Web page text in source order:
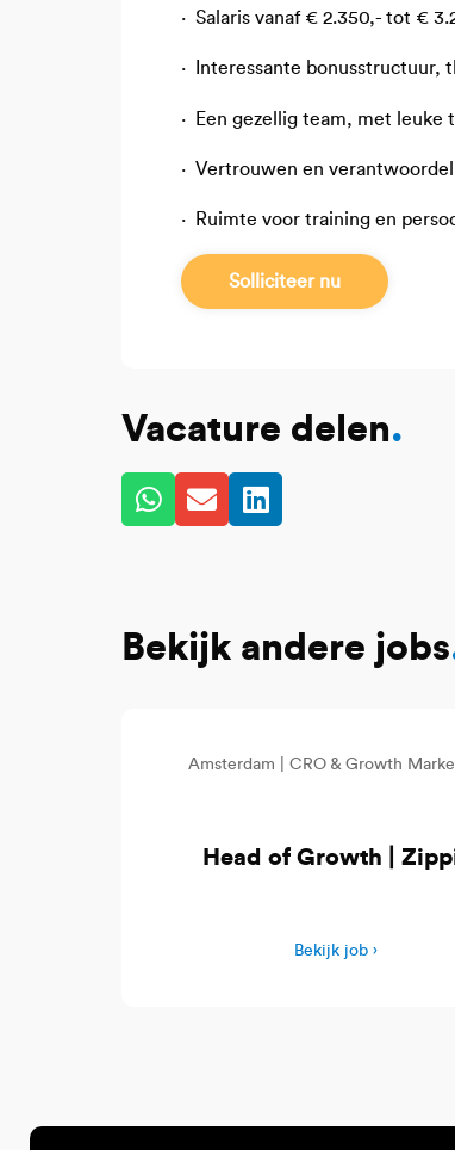
· Salaris vanaf € 2.350,- tot €
· Interessante bonusstructuur,
· Een gezellig team, met leuke
· Vertrouwen en
· Ruimte voor training en
Solliciteer nu
Vacature delen.
Bekijk andere jobs
Amsterdam | CRO & Growth
Head of Growth |
Bekijk job ›